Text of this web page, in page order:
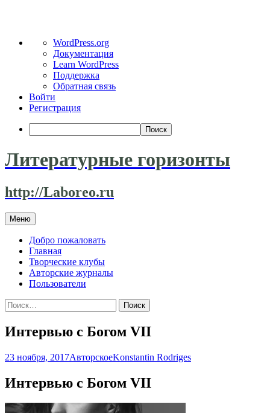
WordPress
WordPress.org
Документация
Learn WordPress
Поддержка
Обратная связь
Войти
Регистрация
Поиск
Литературные горизонты
http://Laboreo.ru
Меню Перейти
к
содержимому
Добро пожаловать
Главная
Творческие клубы
Авторские журналы
Пользователи
Найти:
Интервью с Богом VII
23 ноября, 2017АвторскоеKonstantin Rodriges
Интервью с Богом VII